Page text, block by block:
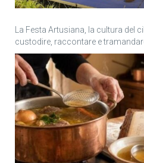
La Festa Artusiana, la cultura del
custodire, raccontare e